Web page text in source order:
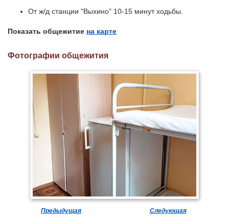
От ж/д станции "Выхино" 10-15 минут ходьбы.
Показать общежитие на карте
Фотографии общежития
Предыдущая Следующая